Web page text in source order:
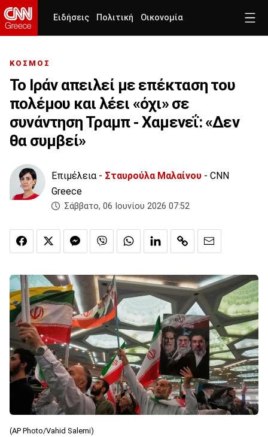
Ειδήσεις Πολιτική Οικονομία
ΚΟΣΜΟΣ
Το Ιράν απειλεί με επέκταση του
πολέμου και λέει «όχι» σε
συνάντηση Τραμπ - Χαμενεΐ: «Δεν
θα συμβεί»
Επιμέλεια - Σταυρούλα Μαλαίνου - CNN
Greece
Σάββατο, 06 Ιουνίου 2026 07:52
(AP Photo/Vahid Salemi)